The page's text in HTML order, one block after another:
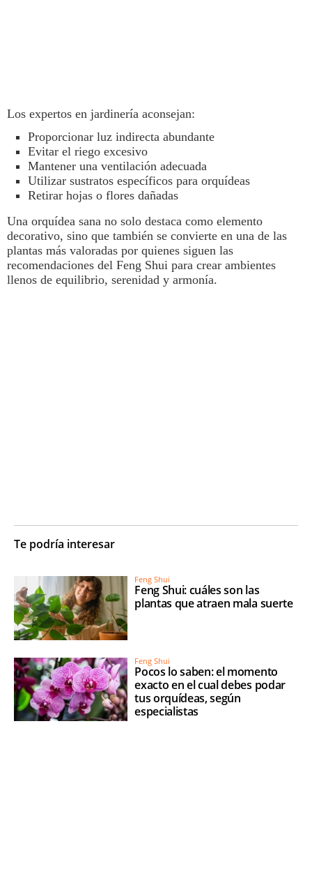
Los expertos en jardinería aconsejan:
Proporcionar luz indirecta abundante
Evitar el riego excesivo
Mantener una ventilación adecuada
Utilizar sustratos específicos para orquídeas
Retirar hojas o flores dañadas
Una orquídeasana no solo destaca como elemento
decorativo, sino que también se convierte en una de las
plantasmás valoradas por quienes siguen las
recomendaciones del Feng Shuipara crear ambientes
llenos de equilibrio, serenidad y armonía.
Te podría interesar
Feng Shui
Feng Shui: cuáles son las
plantas que atraen mala suerte
Feng Shui
Pocos lo saben: el momento
exacto en el cual debes podar
tus orquídeas, según
especialistas